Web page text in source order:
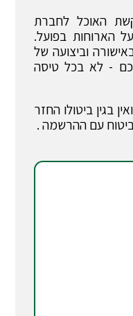
האוכל לחברת
הארוחות בפועל.
וביצועה של
- לא בכל טיסה
בגין ביטולו החזר
עם ההרשמה .